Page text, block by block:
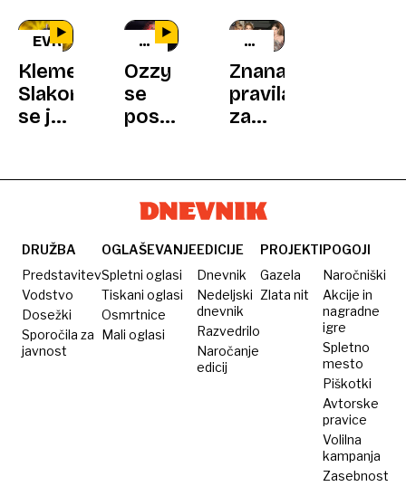
EVROVIZIJA
Klemen
Slakonja
se je
BLACK
Ozzy
se
poslavlja
heavy
metal
v
zgodovini"
MET
Znana
pravila
za
oskarje
DRUŽBA
Predstavitev
Vodstvo
Dosežki
Sporočila za
javnost
OGLAŠEVANJE
Spletni oglasi
Tiskani oglasi
Osmrtnice
Mali oglasi
EDICIJE
Dnevnik
Nedeljski
dnevnik
Razvedrilo
Naročanje
edicij
PROJEKTI
Gazela
Zlata nit
POGOJI
Naročniški
Akcije in
nagradne
igre
Spletno
mesto
Piškotki
Avtorske
pravice
Volilna
kampanja
Zasebnost